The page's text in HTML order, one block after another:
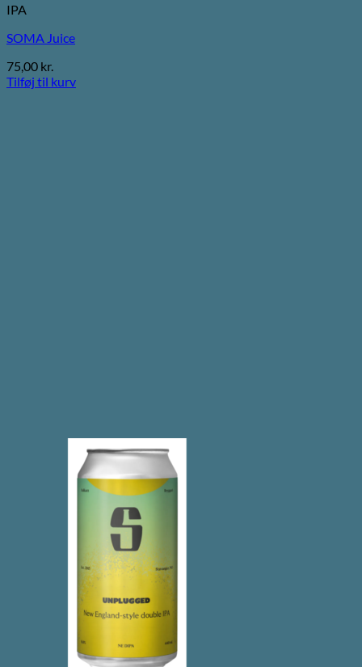
IPA
SOMA Juice
75,00 kr.
Tilføj til kurv